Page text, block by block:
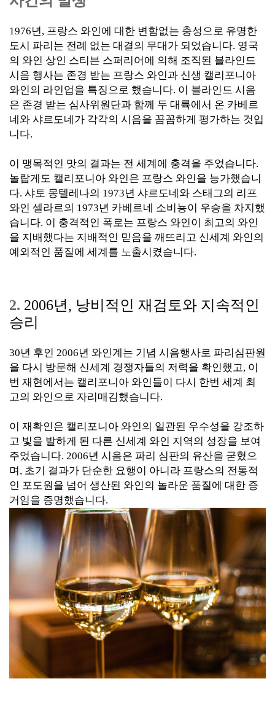
1976년, 프랑스 와인에 대한 변함없는 충성으로 유명한
도시 파리는 전례 없는 대결의 무대가 되었습니다. 영국
의 와인 상인 스티븐 스퍼리어에 의해 조직된 블라인드
시음 행사는 존경 받는 프랑스 와인과 신생 캘리포니아
와인의 라인업을 특징으로 했습니다. 이 블라인드 시음
은 존경 받는 심사위원단과 함께 두 대륙에서 온 카베르
네와 샤르도네가 각각의 시음을 꼼꼼하게 평가하는 것입
니다.
이 맹목적인 맛의 결과는 전 세계에 충격을 주었습니다.
놀랍게도 캘리포니아 와인은 프랑스 와인을 능가했습니
다. 샤토 몽텔레나의 1973년 샤르도네와 스태그의 리프
와인 셀라르의 1973년 카베르네 소비뇽이 우승을 차지했
습니다. 이 충격적인 폭로는 프랑스 와인이 최고의 와인
을 지배했다는 지배적인 믿음을 깨뜨리고 신세계 와인의
예외적인 품질에 세계를 노출시켰습니다.
2. 2006년, 낭비적인 재검토와 지속적인
승리
30년 후인 2006년 와인계는 기념 시음행사로 파리심판원
을 다시 방문해 신세계 경쟁자들의 저력을 확인했고, 이
번 재현에서는 캘리포니아 와인들이 다시 한번 세계 최
고의 와인으로 자리매김했습니다.
이 재확인은 캘리포니아 와인의 일관된 우수성을 강조하
고 빛을 발하게 된 다른 신세계 와인 지역의 성장을 보여
주었습니다. 2006년 시음은 파리 심판의 유산을 굳혔으
며, 초기 결과가 단순한 요행이 아니라 프랑스의 전통적
인 포도원을 넘어 생산된 와인의 놀라운 품질에 대한 증
거임을 증명했습니다.